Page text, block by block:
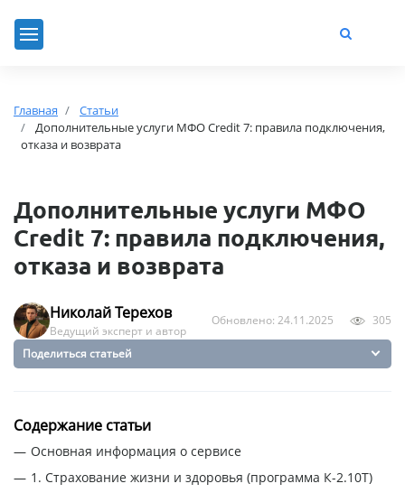
Главная
Статьи
Дополнительные услуги МФО Credit 7: правила подключения,
отказа и возврата
Дополнительные услуги МФО
Credit 7: правила подключения,
отказа и возврата
Николай Терехов
Ведущий эксперт и автор
Обновлено: 24.11.2025 305
Поделиться статьей
Содержание статьи
Основная информация о сервисе
1. Страхование жизни и здоровья (программа К-2.10Т)